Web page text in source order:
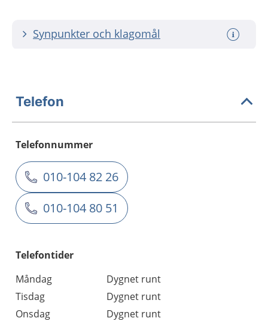
Synpunkter och klagomål
Telefon
Telefonnummer
010-104 82 26
010-104 80 51
Telefontider
Måndag
Dygnet runt
Tisdag
Dygnet runt
Onsdag
Dygnet runt